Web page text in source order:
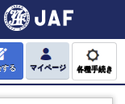
する マイページ 各種手続き